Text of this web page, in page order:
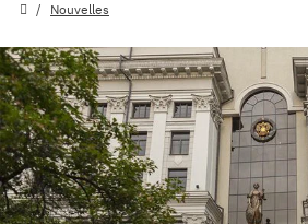
Nouvelles